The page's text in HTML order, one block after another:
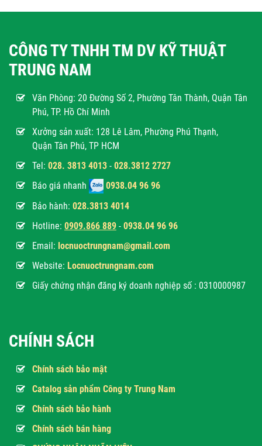
CÔNG TY TNHH TM DV KỸ THUẬT
TRUNG NAM
Văn Phòng: 20 Đường Số 2, Phường Tân Thành, Quận Tân
Phú, TP. Hồ Chí Minh
Xưởng sản xuất: 128 Lê Lâm, Phường Phú Thạnh,
Quận Tân Phú, TP HCM
Tel: 028. 3813 4013 - 028.3812 2727
Báo giá nhanh
0938.04 96 96
Bảo hành: 028.3813 4014
Hotline: 0909.866 889 - 0938.04 96 96
Email: locnuoctrungnam@gmail.com
Website: Locnuoctrungnam.com
Giấy chứng nhận đăng ký doanh nghiệp số : 0310000987
CHÍNH SÁCH
Chính sách bảo mật
Catalog sản phẩm Công ty Trung Nam
Chính sách bảo hành
Chính sách bán hàng